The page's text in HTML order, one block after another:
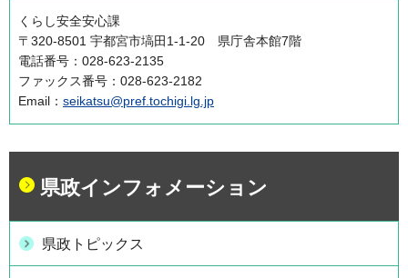
くらし安全安心課
〒320-8501 宇都宮市塙田1-1-20 県庁舎本館7階
電話番号：028-623-2135
ファックス番号：028-623-2182
Email： seikatsu@pref.tochigi.lg.jp
県政インフォメーション
県政トピックス